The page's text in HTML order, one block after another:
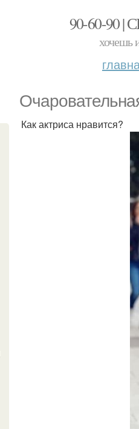
90-60-90
хочешь
Как актриса нравится?